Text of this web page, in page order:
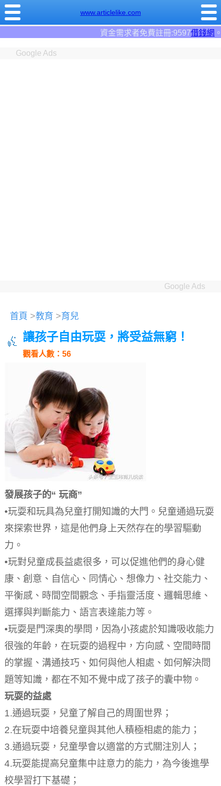
www.articlelike.com
資金需求者免費註冊:9597借錢網。全台前三大
Google Ads
Google Ads
首頁 >教育 >育兒
讓孩子自由玩耍，將受益無窮！
觀看人數：56
發展孩子的“ 玩商”
•玩耍和玩具為兒童打開知識的大門。 兒童通過玩耍
來探索世界，這是他們身上天然存在的學習驅動
力。
•玩對兒童成長益處很多，可以促進他們的身心健
康、創意、自信心、同情心、想像力、社交能力、
平衡感、時間空間觀念、手指靈活度、邏輯思維、
選擇與判斷能力、語言表達能力等。
•玩耍是門深奧的學問，因為小孩處於知識吸收能力
很強的年齡，在玩耍的過程中，方向感、空間時間
的掌握、溝通技巧、如何與他人相處、如何解決問
題等知識，都在不知不覺中成了孩子的囊中物。
玩耍的益處
1.通過玩耍，兒童了解自己的周圍世界；
2.在玩耍中培養兒童與其他人積極相處的能力；
3.通過玩耍，兒童學會以適當的方式關注別人；
4.玩耍能提高兒童集中註意力的能力，為今後進學
校學習打下基礎；